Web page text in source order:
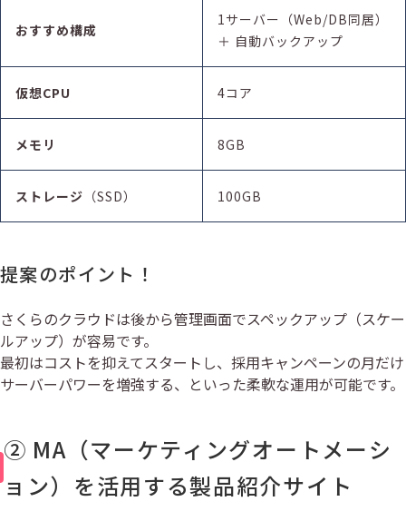
おすすめ構成
1サーバー（Web/DB同居）
＋ 自動バックアップ
仮想CPU 4コア
メモリ 8GB
ストレージ （SSD） 100GB
提案のポイント！
さくらのクラウドは後から管理画面でスペックアップ（スケー
ルアップ）が容易です。
最初はコストを抑えてスタートし、採用キャンペーンの月だけ
サーバーパワーを増強する、といった柔軟な運用が可能です。
② MA（マーケティングオートメーシ
ョン）を活用する製品紹介サイト